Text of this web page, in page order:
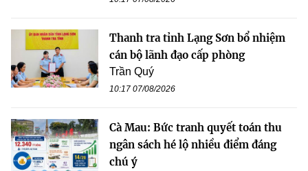
Thanh tra tỉnh Lạng Sơn bổ nhiệm
cán bộ lãnh đạo cấp phòng
Trần Quý
10:17 07/08/2026
Cà Mau: Bức tranh quyết toán thu
ngân sách hé lộ nhiều điểm đáng
chú ý